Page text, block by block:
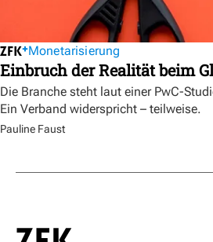
Monetarisierung
Einbruch der Realität beim
Die Branche steht laut einer PwC-
Ein Verband widerspricht – teilweise.
Pauline Faust